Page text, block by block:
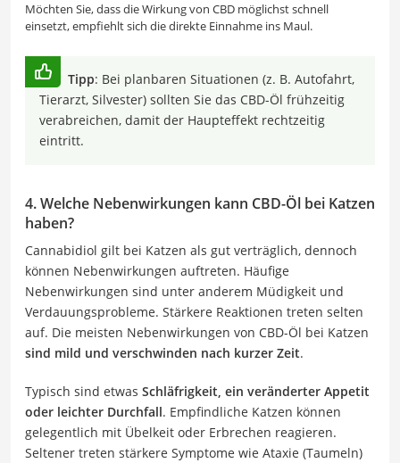
Möchten Sie, dass die Wirkung von CBD möglichst schnell
einsetzt, empfiehlt sich die direkte Einnahme ins Maul.
Tipp: Bei planbaren Situationen (z. B. Autofahrt,
Tierarzt, Silvester) sollten Sie das CBD-Öl frühzeitig
verabreichen, damit der Haupteffekt rechtzeitig
eintritt.
4. Welche Nebenwirkungen kann CBD-Öl bei Katzen
haben?
Cannabidiol gilt bei Katzen als gut verträglich, dennoch
können Nebenwirkungen auftreten. Häufige
Nebenwirkungen sind unter anderem Müdigkeit und
Verdauungsprobleme. Stärkere Reaktionen treten selten
auf. Die meisten Nebenwirkungen von CBD-Öl bei Katzen
sind mild und verschwinden nach kurzer Zeit.
Typisch sind etwas Schläfrigkeit, ein veränderter Appetit
oder leichter Durchfall. Empfindliche Katzen können
gelegentlich mit Übelkeit oder Erbrechen reagieren.
Seltener treten stärkere Symptome wie Ataxie (Taumeln)